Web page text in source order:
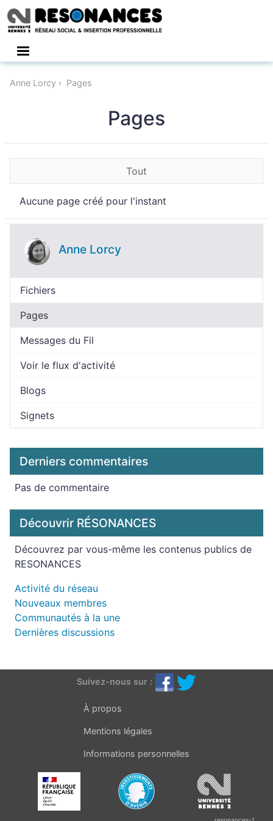
Anne Lorcy Pages
Pages
Tout
Aucune page créé pour l'instant
Anne Lorcy
Fichiers
Pages
Messages du Fil
Voir le flux d'activité
Blogs
Signets
Derniers commentaires
Pas de commentaire
Découvrir RÉSONANCES
Découvrez par vous-même les contenus publics de
RESONANCES
Activité du réseau
Nouveaux membres
Communautés à la une
Dernières discussions
Suivez-nous sur :
À propos
Mentions légales
Informations personnelles